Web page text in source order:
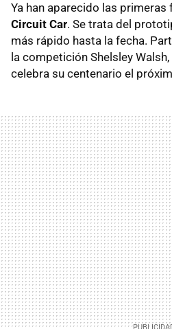
Ya han aparecido las primeras
Circuit Car. Se trata del
más rápido hasta la fecha.
la competición Shelsley
celebra su centenario el